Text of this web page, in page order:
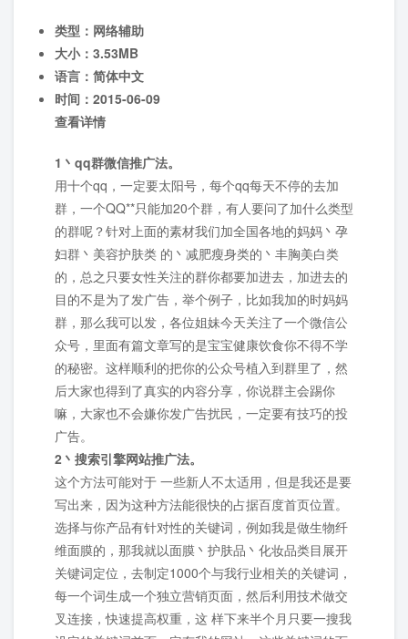
类型： 网络辅助
大小： 3.53MB
语言： 简体中文
时间： 2015-06-09
查看详情
1丶qq群微信推广法。
用十个qq，一定要太阳号，每个qq每天不停的去加
群，一个QQ**只能加20个群，有人要问了加什么类型
的群呢？针对上面的素材我们加全国各地的妈妈丶孕
妇群丶美容护肤类 的丶减肥瘦身类的丶丰胸美白类
的，总之只要女性关注的群你都要加进去，加进去的
目的不是为了发广告，举个例子，比如我加的时妈妈
群，那么我可以发，各位姐妹今天关注了一个微信公
众号，里面有篇文章写的是宝宝健康饮食你不得不学
的秘密。这样顺利的把你的公众号植入到群里了，然
后大家也得到了真实的内容分享，你说群主会踢你
嘛，大家也不会嫌你发广告扰民，一定要有技巧的投
广告。
2丶搜索引擎网站推广法。
这个方法可能对于 一些新人不太适用，但是我还是要
写出来，因为这种方法能很快的占据百度首页位置。
选择与你产品有针对性的关键词，例如我是做生物纤
维面膜的，那我就以面膜丶护肤品丶化妆品类目展开
关键词定位，去制定1000个与我行业相关的关键词，
每一个词生成一个独立营销页面，然后利用技术做交
叉连接，快速提高权重，这 样下来半个月只要一搜我